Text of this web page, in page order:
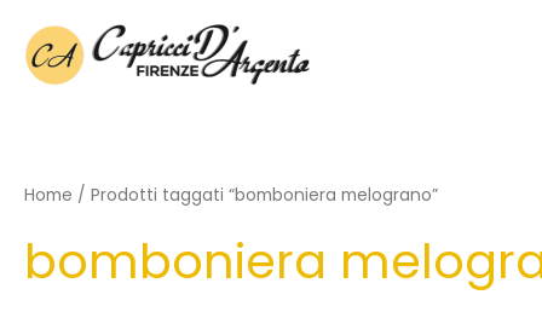
contenuto
Home / Prodotti taggati “bomboniera melograno”
bomboniera